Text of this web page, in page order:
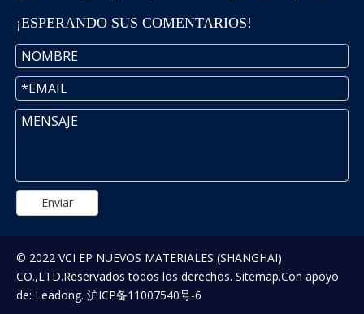
¡ESPERANDO SUS COMENTARIOS!
Enviar
© 2022 VCI EP NUEVOS MATERIALES (SHANGHAI)
CO.,LTD.Reservados todos los derechos. Sitemap.Con apoyo
de: Leadong. 沪ICP备11007540号-6